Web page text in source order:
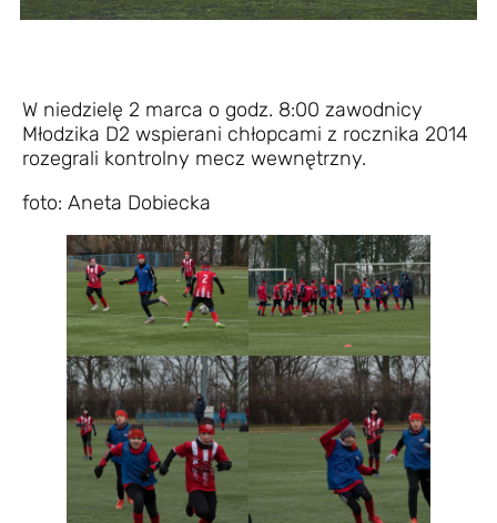
W niedzielę 2 marca o godz. 8:00 zawodnicy
Młodzika D2 wspierani chłopcami z rocznika 2014
rozegrali kontrolny mecz wewnętrzny.
foto: Aneta Dobiecka